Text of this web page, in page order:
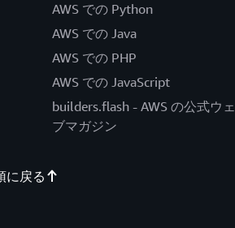
AWS での Python
AWS での Java
AWS での PHP
AWS での JavaScript
builders.flash - AWS の公式ウェ
ブマガジン
に戻る